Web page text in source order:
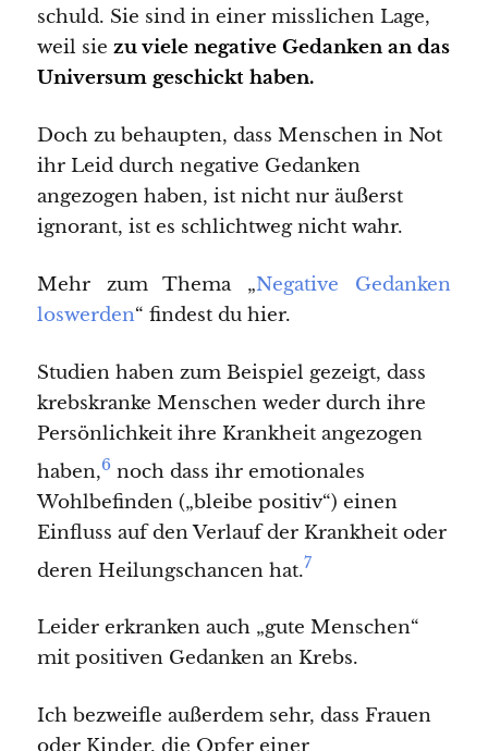
schuld. Sie sind in einer misslichen Lage,
weil sie zu viele negative Gedanken an das
Universum geschickt haben.
Doch zu behaupten, dass Menschen in Not
ihr Leid durch negative Gedanken
angezogen haben, ist nicht nur äußerst
ignorant, ist es schlichtweg nicht wahr.
Mehr zum Thema „Negative Gedanken
loswerden“ findest du hier.
Studien haben zum Beispiel gezeigt, dass
krebskranke Menschen weder durch ihre
Persönlichkeit ihre Krankheit angezogen
haben,6noch dass ihr emotionales
Wohlbefinden („bleibe positiv“) einen
Einfluss auf den Verlauf der Krankheit oder
deren Heilungschancen hat.7
Leider erkranken auch „gute Menschen“
mit positiven Gedanken an Krebs.
Ich bezweifle außerdem sehr, dass Frauen